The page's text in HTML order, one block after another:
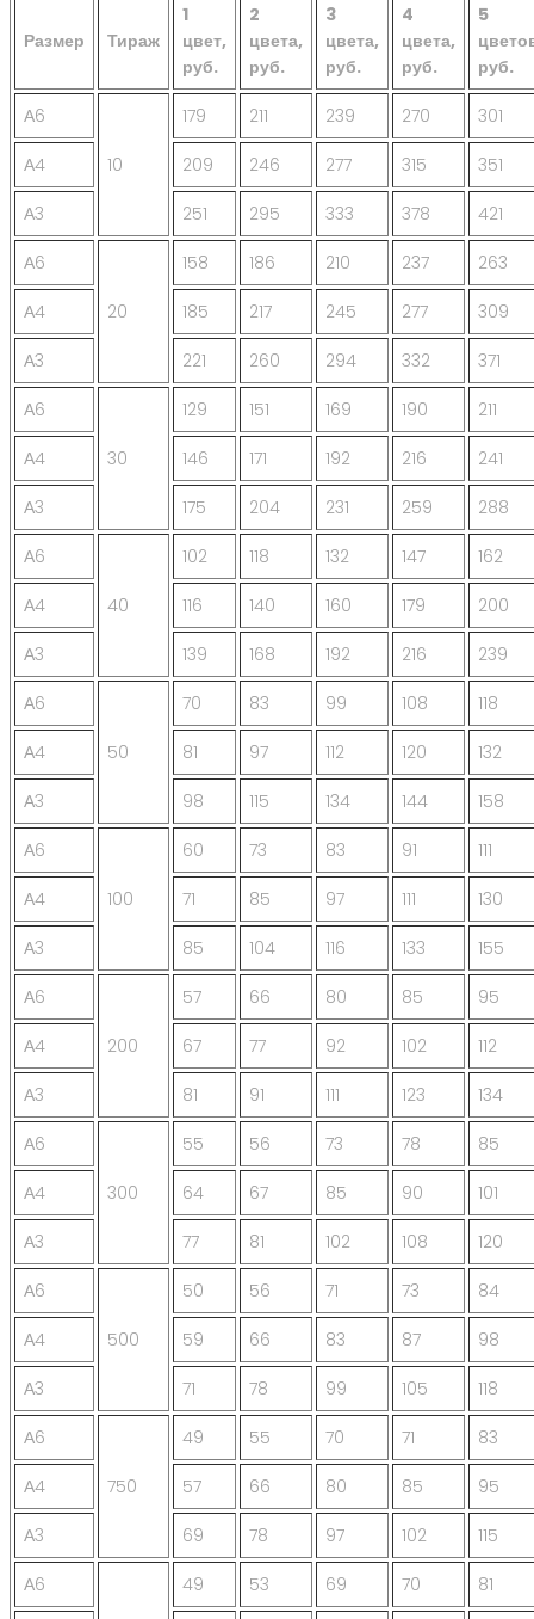
Размер Тираж
1
цвет,
руб.
2
цвета,
руб.
3
цвета,
руб.
4
цвета,
руб.
5
руб.
А6
10
179 211 239 270 301
А4 209 246 277 315 351
А3 251 295 333 378 421
А6
20
158 186 210 237 263
А4 185 217 245 277 309
А3 221 260 294 332 371
А6
30
129 151 169 190 211
А4 146 171 192 216 241
А3 175 204 231 259 288
А6
40
102 118 132 147 162
А4 116 140 160 179 200
А3 139 168 192 216 239
А6
50
70 83 99 108 118
А4 81 97 112 120 132
А3 98 115 134 144 158
А6
100
60 73 83 91 111
А4 71 85 97 111 130
А3 85 104 116 133 155
А6
200
57 66 80 85 95
А4 67 77 92 102 112
А3 81 91 111 123 134
А6
300
55 56 73 78 85
А4 64 67 85 90 101
А3 77 81 102 108 120
А6
500
50 56 71 73 84
А4 59 66 83 87 98
А3 71 78 99 105 118
А6
750
49 55 70 71 83
А4 57 66 80 85 95
А3 69 78 97 102 115
А6 49 53 69 70 81